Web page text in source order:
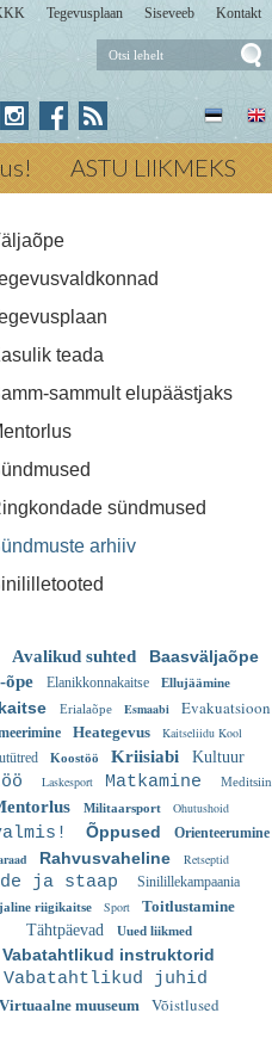
Tegevusplaan Siseveeb Kontakt
ASTU LIIKMEKS
teada
sammult elupäästjaks
sündmused
arhiiv
Avalikud suhted
Baasväljaõpe
õpe
Elanikkonnakaitse Ellujäämine
Erialaõpe Esmaabi Evakuatsioon
Heategevus
Kaitseliidu Kool
Koostöö Kriisiabi Kultuur
Laskesport Matkamine Meditsiin
Militaarsport Ohutushoid
Õppused
Orienteerumine
Rahvusvaheline Retseptid
ja staap Sinilillekampaania
riigikaitse Sport
Toitlustamine
Tähtpäevad
Uued liikmed
Vabatahtlikud instruktorid
Vabatahtlikud juhid
Virtuaalne muuseum Võistlused